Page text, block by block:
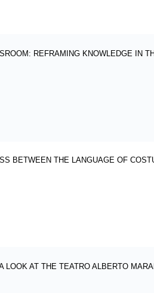
REFRAMING KNOWLEDGE IN
BETWEEN THE LANGUAGE OF
AT THE TEATRO ALBERTO